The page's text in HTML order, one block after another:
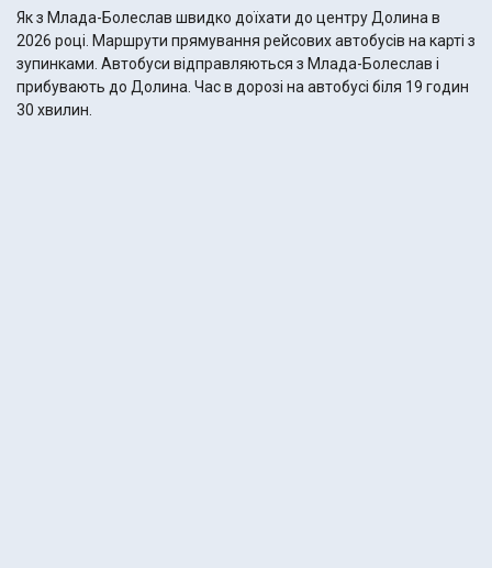
Як з Млада-Болеслав швидко доїхати до центру Долина в
2026 році. Маршрути прямування рейсових автобусів на карті з
зупинками. Автобуси відправляються з Млада-Болеслав і
прибувають до Долина. Час в дорозі на автобусі біля 19 годин
30 хвилин.